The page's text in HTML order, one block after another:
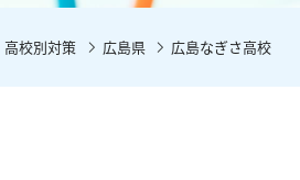
高校別対策 広島県 広島なぎさ高校